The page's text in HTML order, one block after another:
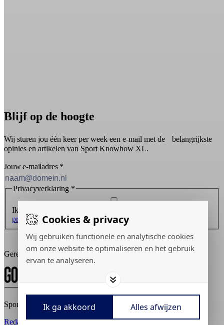
Cookies & privacy
Wij gebruiken functionele en analytische cookies
om onze website te optimaliseren en het gebruik
ervan te analyseren.
Ik ga akkoord Alles afwijzen
Blijf op de hoogte
Wij sturen jou één keer per week een e-mail met de belangrijkste
opinies en artikelen van Sport Knowhow XL.
Jouw e-mailadres *
Privacyverklaring *
Ik ontvang graag de nieuwsbrief en ga akkoord met de
privacyverklaring.
Inschrijven
Gerealiseerd door:
Sport Knowhow XL © 2026
RedactiestatuutAdverterenPrivacy policy